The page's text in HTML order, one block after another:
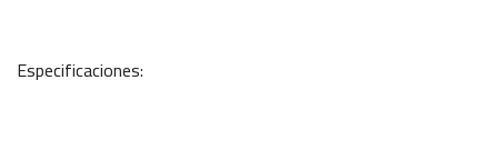
Especificaciones: